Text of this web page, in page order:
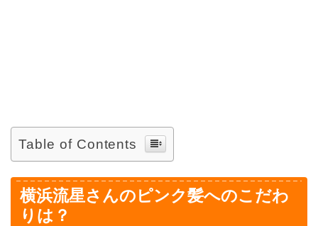
Table of Contents
横浜流星さんのピンク髪へのこだわ
りは？